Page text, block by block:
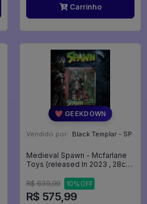
Carrinho
💖 GEEKDOWN
Vendido por: Black Templar - SP
Medieval Spawn - Mcfarlane
Toys (released In 2023 , 28cm
Comprimento) - ###
R$ 639,99 10% OFF
R$ 575,99